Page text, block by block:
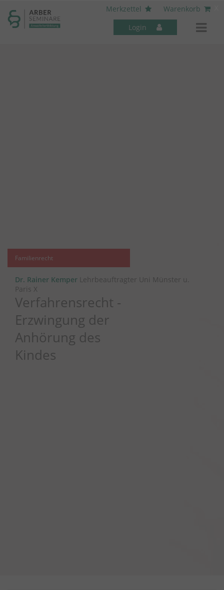
Merkzettel
Warenkorb
Login
Familienrecht
Dr. Rainer Kemper Lehrbeauftragter Uni Münster u.
Paris X
Verfahrensrecht -
Erzwingung der
Anhörung des
Kindes